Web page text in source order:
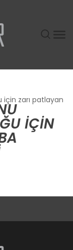
zarı patlayan
IÇIN